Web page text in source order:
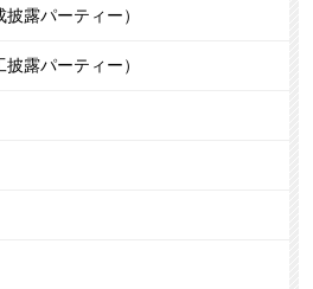
露パーティー）
露パーティー）